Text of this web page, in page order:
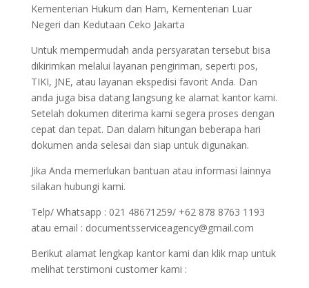
Kementerian Hukum dan Ham, Kementerian Luar
Negeri dan Kedutaan Ceko Jakarta
Untuk mempermudah anda persyaratan tersebut bisa
dikirimkan melalui layanan pengiriman, seperti pos,
TIKI, JNE, atau layanan ekspedisi favorit Anda. Dan
anda juga bisa datang langsung ke alamat kantor kami.
Setelah dokumen diterima kami segera proses dengan
cepat dan tepat. Dan dalam hitungan beberapa hari
dokumen anda selesai dan siap untuk digunakan.
Jika Anda memerlukan bantuan atau informasi lainnya
silakan hubungi kami.
Telp/ Whatsapp : 021 48671259/ +62 878 8763 1193
atau email : documentsserviceagency@gmail.com
Berikut alamat lengkap kantor kami dan klik map untuk
melihat terstimoni customer kami :